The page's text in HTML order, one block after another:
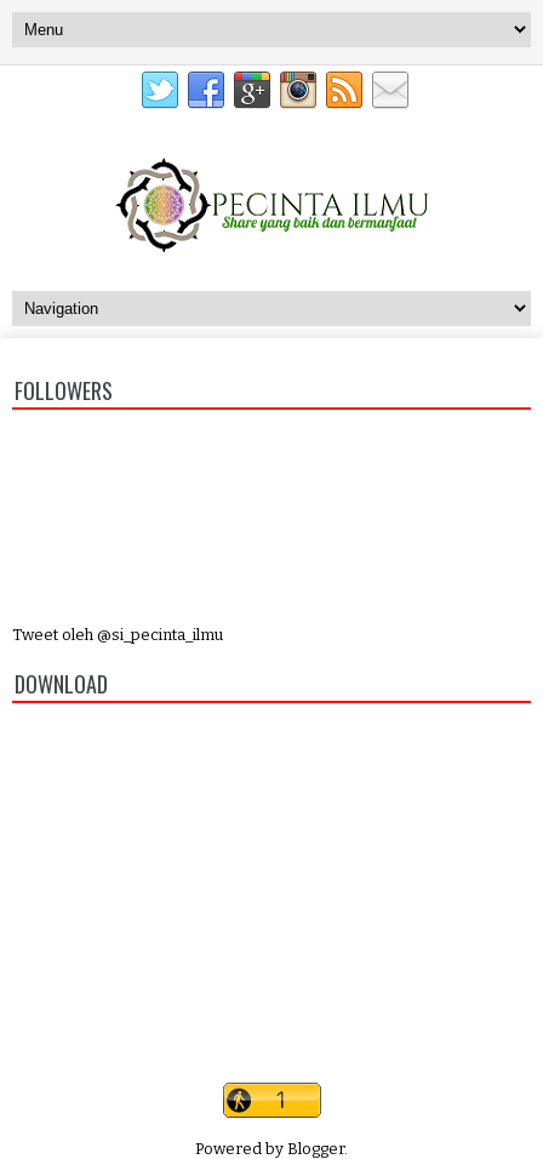
FOLLOWERS
Tweet oleh @si_pecinta_ilmu
DOWNLOAD
Powered by Blogger.